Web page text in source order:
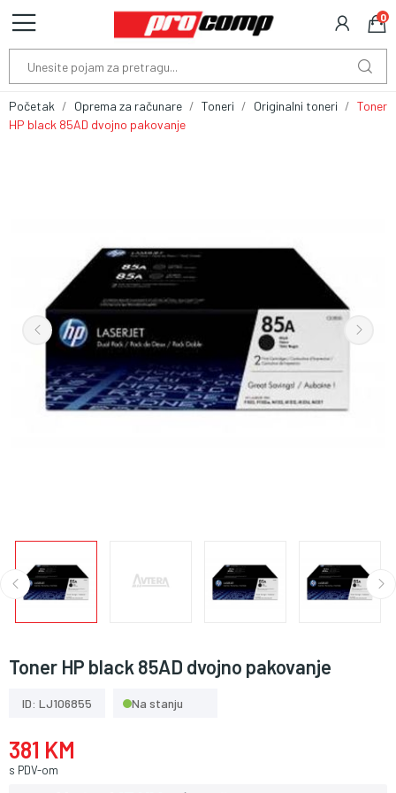
0
Početak Oprema za računare Toneri Originalni toneri
Toner
HP black 85AD dvojno pakovanje
Toner HP black 85AD dvojno pakovanje
ID: LJ106855 Na stanju
381 KM
s PDV-om